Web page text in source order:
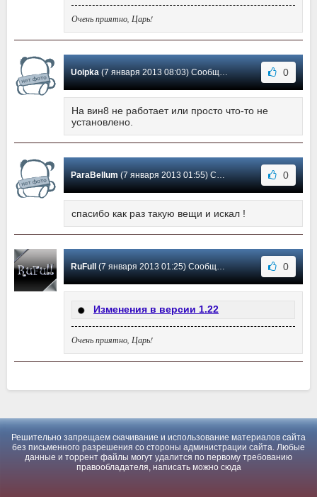
Очень приятно, Царь!
Uoipka(7 января 2013 08:03) Сообщение #3 0
На вин8 не работает или просто что-то не
установлено.
ParaBellum(7 января 2013 01:55) Сообщение #2 0
спасибо как раз такую вещи и искал !
RuFull (7 января 2013 01:25) Сообщение #1 0
Изменения в версии 1.22
Очень приятно, Царь!
Решительно запрещаем скачивание и использование материалов сайта
без письменного разрешения со стороны администрации сайта. Любые
данные и торрент файлы могут удалится по первому требованию
правообладателя, написать можно сюда